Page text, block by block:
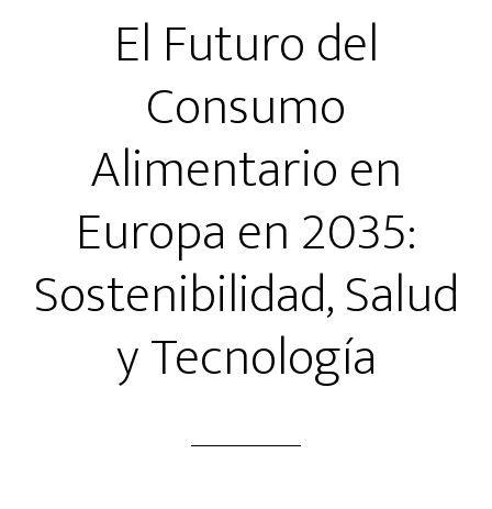
El Futuro del
Consumo
Alimentario en
Europa en 2035:
Sostenibilidad, Salud
y Tecnología